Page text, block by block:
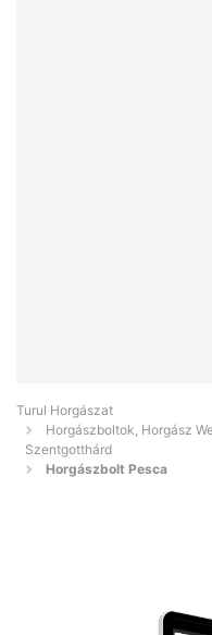
Turul Horgászat
Horgászboltok, Horgász
Szentgotthárd
Horgászbolt Pesca